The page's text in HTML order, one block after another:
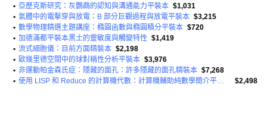
• 亞歷克斯研究：灰鸚鵡的認知與溝通能力平裝本 $1,031
• 氣體中的電擊穿與放電：B 部分巨觀過程與放電平裝本 $3,215
• 數學物理精選主題講座：橢圓函數與橢圓積分平裝本 $720
• 加德滿都平裝本黑土的靈敏度與觸變特性 $1,419
• 流式細胞儀：目前方面精裝本 $2,198
• 歐幾里德空間中的球對稱性分析平裝本 $3,976
• 非運動帕金森氏症：隱藏的面孔：許多隱藏的面孔精裝本 $7,268
•
$2,498